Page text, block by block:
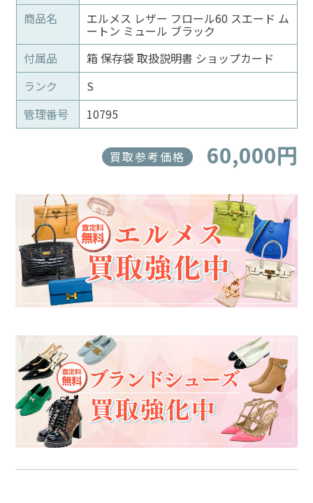
商品名
エルメス レザー フロール60 スエード ム
ートン ミュール ブラック
付属品
箱 保存袋 取扱説明書 ショップカード
ランク
S
管理番号
10795
買取参考価格 60,000円